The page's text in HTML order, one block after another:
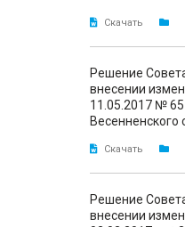
Скачать
Решение
внесении
11.05.2017 №
Весенненского
Скачать
Решение
внесении